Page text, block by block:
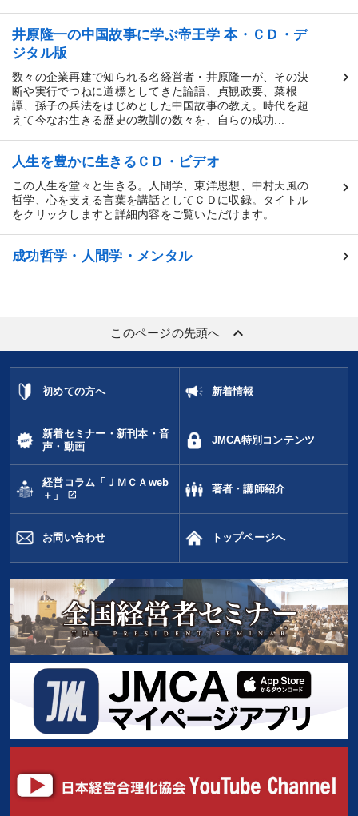
井原隆一の中国故事に学ぶ帝王学 本・ＣＤ・デ
ジタル版
数々の企業再建で知られる名経営者・井原隆一が、その決
断や実行でつねに道標としてきた論語、貞観政要、菜根
譚、孫子の兵法をはじめとした中国故事の教え。時代を超
えて今なお生きる歴史の教訓の数々を、自らの成功...
人生を豊かに生きるＣＤ・ビデオ
この人生を堂々と生きる。人間学、東洋思想、中村天風の
哲学、心を支える言葉を講話としてＣＤに収録。タイトル
をクリックしますと詳細内容をご覧いただけます。
成功哲学・人間学・メンタル
このページの先頭へ keyboard_arrow_up
初めての方へ 新着情報
新着セミナー・新刊本・音
声・動画
JMCA特別コンテンツ
経営コラム「ＪＭＣＡweb
＋」
open_in_new
著者・講師紹介
お問い合わせ トップページへ